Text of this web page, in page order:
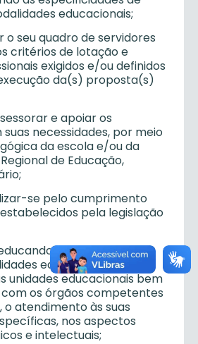
educacionais;
o seu quadro de servidores
critérios de lotação e
exigidos e/ou definidos
da(s) proposta(s)
e apoiar os
necessidades, por meio
da escola e/ou da
de Educação,
se pelo cumprimento
pela legislação
nas diversas
educacionais
unidades educacionais bem
os órgãos competentes
atendimento às suas
nos aspectos
e intelectuais;